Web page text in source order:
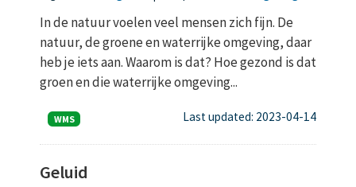
In de natuur voelen veel mensen zich fijn. De
natuur, de groene en waterrijke omgeving, daar
heb je iets aan. Waarom is dat? Hoe gezond is dat
groen en die waterrijke omgeving...
WMS Last updated: 2023-04-14
Geluid